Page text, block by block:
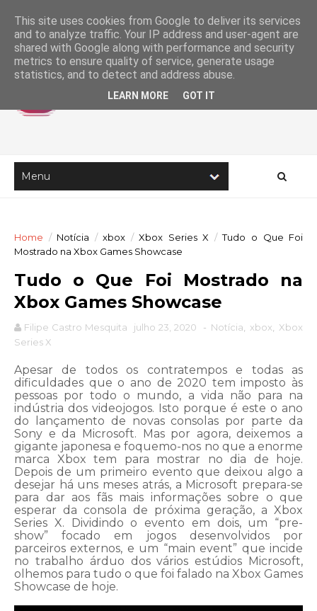
Home / Notícia / xbox / Xbox Series X / Tudo o Que Foi
Mostrado na Xbox Games Showcase
Tudo o Que Foi Mostrado na
Xbox Games Showcase
Filipe Castro Mesquita julho 23, 2020 - Notícia xbox
Xbox
Series X
Apesar de todos os contratempos e todas as
dificuldades que o ano de 2020 tem imposto às
pessoas por todo o mundo, a vida não para na
indústria dos videojogos. Isto porque é este o ano
do lançamento de novas consolas por parte da
Sony e da Microsoft. Mas por agora, deixemos a
gigante japonesa e foquemo-nos no que a enorme
marca Xbox tem para mostrar no dia de hoje.
Depois de um primeiro evento que deixou algo a
desejar há uns meses atrás, a Microsoft prepara-se
para dar aos fãs mais informações sobre o que
esperar da consola de próxima geração, a Xbox
Series X. Dividindo o evento em dois, um “pre-
show” focado em jogos desenvolvidos por
parceiros externos, e um “main event” que incide
no trabalho árduo dos vários estúdios Microsoft,
olhemos para tudo o que foi falado na Xbox Games
Showcase de hoje.
This site uses cookies from Google to deliver its services
and to analyze traffic. Your IP address and user-agent are
shared with Google along with performance and security
metrics to ensure quality of service, generate usage
statistics, and to detect and address abuse.
LEARN MORE GOT IT